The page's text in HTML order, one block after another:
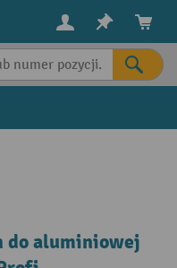
do aluminiowej